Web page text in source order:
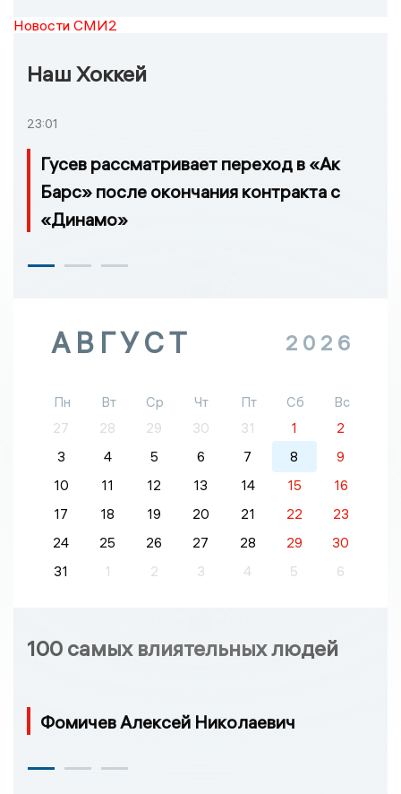
Новости СМИ2
Наш Хоккей
23:01
Гусев рассматривает переход в «Ак
Барс» после окончания контракта с
«Динамо»
АВГУСТ 2026
Пн Вт Ср Чт Пт Сб
Вс
27
28 29 30 31 1
2
3
4 5 6 7 8
9
10
11 12 13 14 15
16
17
18 19 20 21 22
23
24
25 26 27 28 29
30
31
1 2 3 4 5 6
100 самых влиятельных людей
Фомичев Алексей Николаевич